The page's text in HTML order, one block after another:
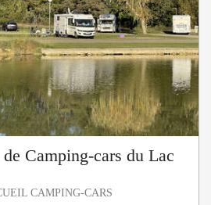
Camping-cars du Lac
CAMPING-CARS